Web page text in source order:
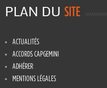
PLAN DU SITE
ACTUALITÉS
ACCORDS CAPGEMINI
ADHÉRER
MENTIONS LÉGALES